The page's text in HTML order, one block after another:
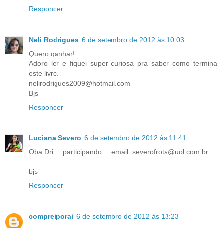
Responder
Neli Rodrigues 6 de setembro de 2012 às 10:03
Quero ganhar!
Adoro ler e fiquei super curiosa pra saber como termina
este livro.
nelirodrigues2009@hotmail.com
Bjs
Responder
Luciana Severo 6 de setembro de 2012 às 11:41
Oba Dri ... participando ... email: severofrota@uol.com.br
bjs
Responder
compreiporai 6 de setembro de 2012 às 13:23